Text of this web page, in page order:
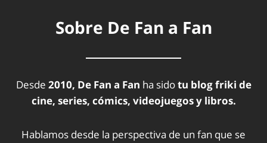
Sobre De Fan a Fan
Desde 2010, De Fan a Fan ha sidotu blog friki de
cine, series, cómics, videojuegos y libros.
Hablamos desde la perspectiva de un fan que se